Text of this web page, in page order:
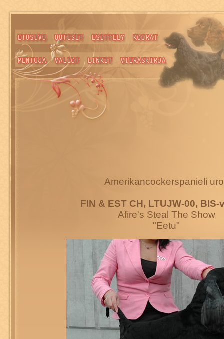
Amerikancockerspanieli
FIN & EST CH, LTUJW-00,
Afire's Steal The Show
"Eetu"